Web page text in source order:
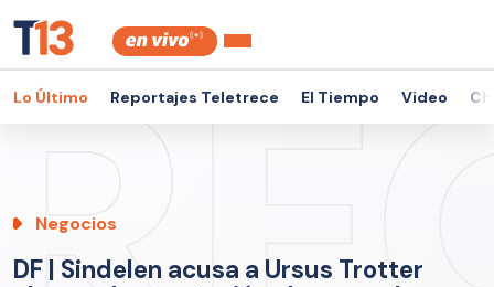
Lo Último Reportajes Teletrece El Tiempo Video
Negocios
DF | Sindelen acusa a Ursus Trotter